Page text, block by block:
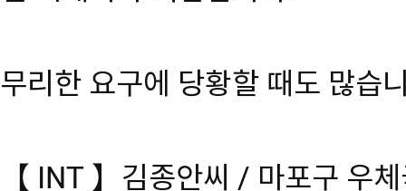
무리한 요구에 당황할 때도 많습
【 INT 】김종안씨 / 마포구 우